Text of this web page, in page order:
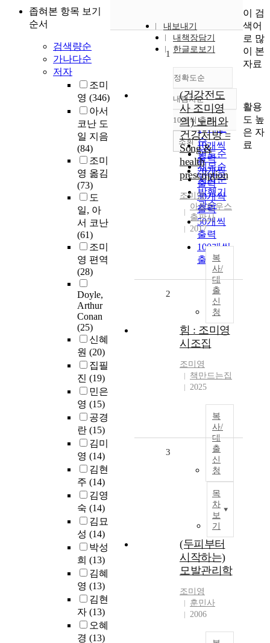
좁혀본 항목 보기
순서
검색량순
가나다순
저자
조미
영 (346)
아서
코난 도
일 지음
(84)
조미
영 옮김
(73)
도
일, 아
서 코난
(61)
조미
영 편역
(28)
Doyle,
Arthur
Conan
(25)
신혜
원 (20)
집필
진 (19)
민은
영 (15)
공경
란 (15)
김미
영 (14)
김현
주 (14)
김영
숙 (14)
김묘
성 (14)
박성
희 (13)
김혜
영 (13)
김현
자 (13)
오혜
경 (13)
내보내기
내책장담기
한글로보기
정확도순
정확도
순
인기도
순
연도순
제목순
저자순
발행기
관순
내림차순
내림차순
10개씩 출력
10개씩
출력
20개씩
출력
30개씩
출력
50개씩
출력
100개씩
출력
조회
1
(건강전도
사 조미영
의) 노래와
건강처방 =
Song &
health
prescription
조미영
아트하우스
출판사
2017
복
사/
대
출
신
청
2
힘 : 조미영
시조집
조미영
책만드는집
2025
복
사/
대
출
신
청
목
차
보
기
3
(두피부터
시작하는)
모발관리학
조미영
훈민사
2006
이 검
색어
로 많
이 본
자료
활용
도 높
은 자
료